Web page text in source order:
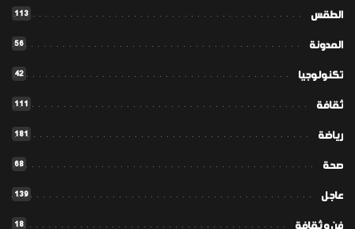
الطقس 113
المدونة 56
تكنولوجيا 42
ثقافة 111
رياضة 181
صحة 68
عاجل 139
فن و ثقافة 18